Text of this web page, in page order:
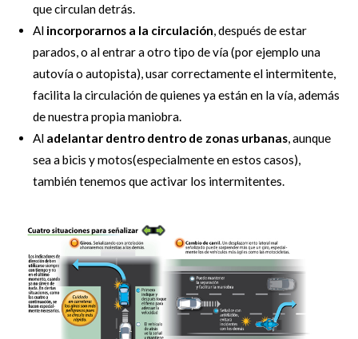
que circulan detrás.
Al incorporarnos a la circulación, después de estar
parados, o al entrar a otro tipo de vía (por ejemplo una
autovía o autopista), usar correctamente el intermitente,
facilita la circulación de quienes ya están en la vía, además
de nuestra propia maniobra.
Al adelantar dentro dentro de zonas urbanas, aunque
sea a bicis y motos(especialmente en estos casos),
también tenemos que activar los intermitentes.